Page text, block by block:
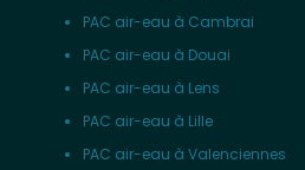
PAC air-eau à Cambrai
PAC air-eau à Douai
PAC air-eau à Lens
PAC air-eau à Lille
PAC air-eau à Valenciennes